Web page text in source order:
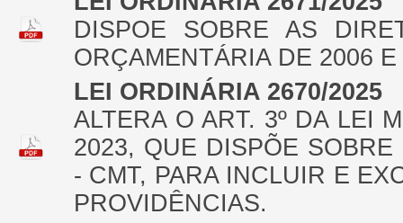
DISPOE SOBRE AS
ORÇAMENTÁRIA DE 2006
LEI ORDINÁRIA 2670/2025
ALTERA O ART. 3º DA LEI
2023, QUE DISPÕE
- СМT, PARA INCLUIR E
PROVIDÊNCIAS.